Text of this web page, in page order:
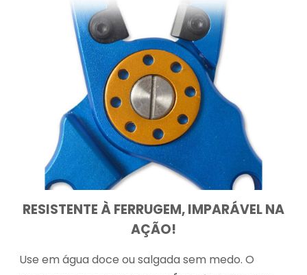
RESISTENTE À FERRUGEM, IMPARÁVEL NA
AÇÃO!
Use em água doce ou salgada sem medo. O